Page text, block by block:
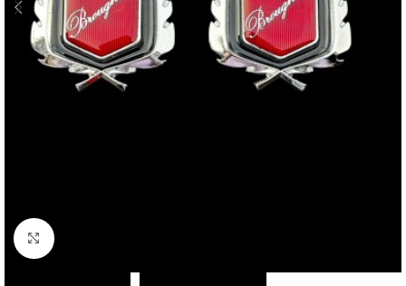
Büyütmek için tıklayın